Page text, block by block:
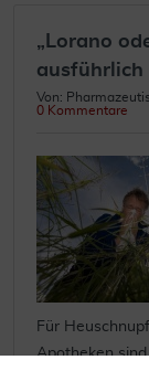
„Lorano
Von:
0 Kommentare
Für
Apotheken